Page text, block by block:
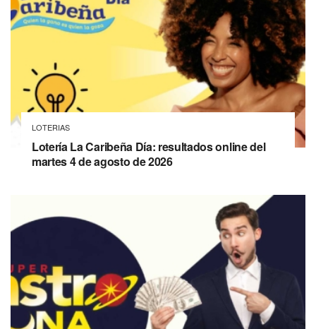
LOTERIAS
Lotería La Caribeña Día: resultados online del
martes 4 de agosto de 2026